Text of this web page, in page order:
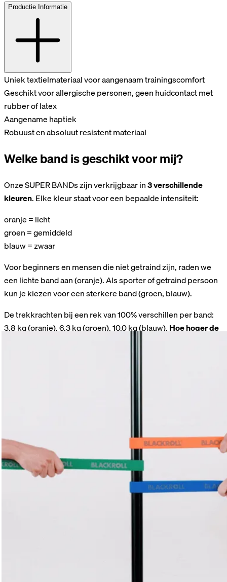
Productie Informatie
Uniek textielmateriaal voor aangenaam trainingscomfort
Geschikt voor allergische personen, geen huidcontact met
rubber of latex
Aangename haptiek
Robuust en absoluut resistent materiaal
Welke band is geschikt voor mij?
Onze SUPER BANDs zijn verkrijgbaar in3verschillende
kleuren. Elke kleur staat voor een bepaalde intensiteit:
oranje = licht
groen = gemiddeld
blauw = zwaar
Voor beginners en mensen die niet getraind zijn, raden we
een lichte band aan (oranje). Als sporter of getraind persoon
kun je kiezen voor een sterkere band (groen, blauw).
De trekkrachten bij een rek van 100% verschillen per band:
3,8 kg (oranje), 6,3 kg (groen), 10,0 kg (blauw).Hoe hoger de